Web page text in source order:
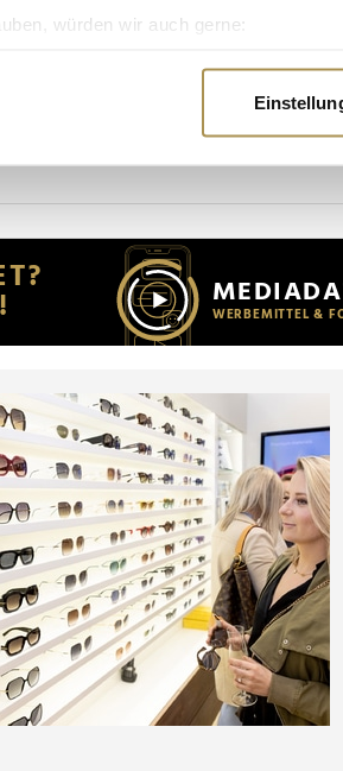
würden wir auch gerne:
darüber, wie Ihre persönlichen Daten
um Inhalte und Anzeigen zu
Partner für soziale Medien, Werbung
weiteren Daten zusammen, die Sie
haben.